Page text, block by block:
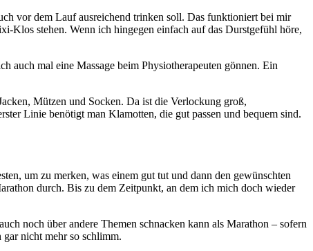
vor dem Lauf ausreichend trinken soll. Das funktioniert bei mir
Klos stehen. Wenn ich hingegen einfach auf das Durstgefühl höre,
auch mal eine Massage beim Physiotherapeuten gönnen. Ein
Mützen und Socken. Da ist die Verlockung groß,
Linie benötigt man Klamotten, die gut passen und bequem sind.
um zu merken, was einem gut tut und dann den gewünschten
durch. Bis zu dem Zeitpunkt, an dem ich mich doch wieder
noch über andere Themen schnacken kann als Marathon – sofern
nicht mehr so schlimm.